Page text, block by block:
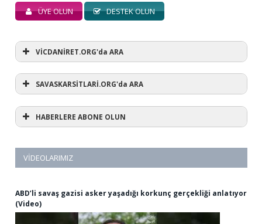
ÜYE OLUN DESTEK OLUN
VİCDANİRET.ORG'da ARA
SAVASKARSİTLARİ.ORG'da ARA
HABERLERE ABONE OLUN
VIDEOLARIMIZ
ABD’li savaş gazisi asker yaşadığı korkunç gerçekliği anlatıyor
(Video)